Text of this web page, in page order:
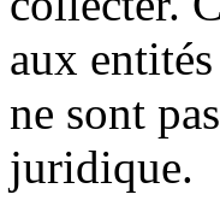
aux
ne sont
juridique.